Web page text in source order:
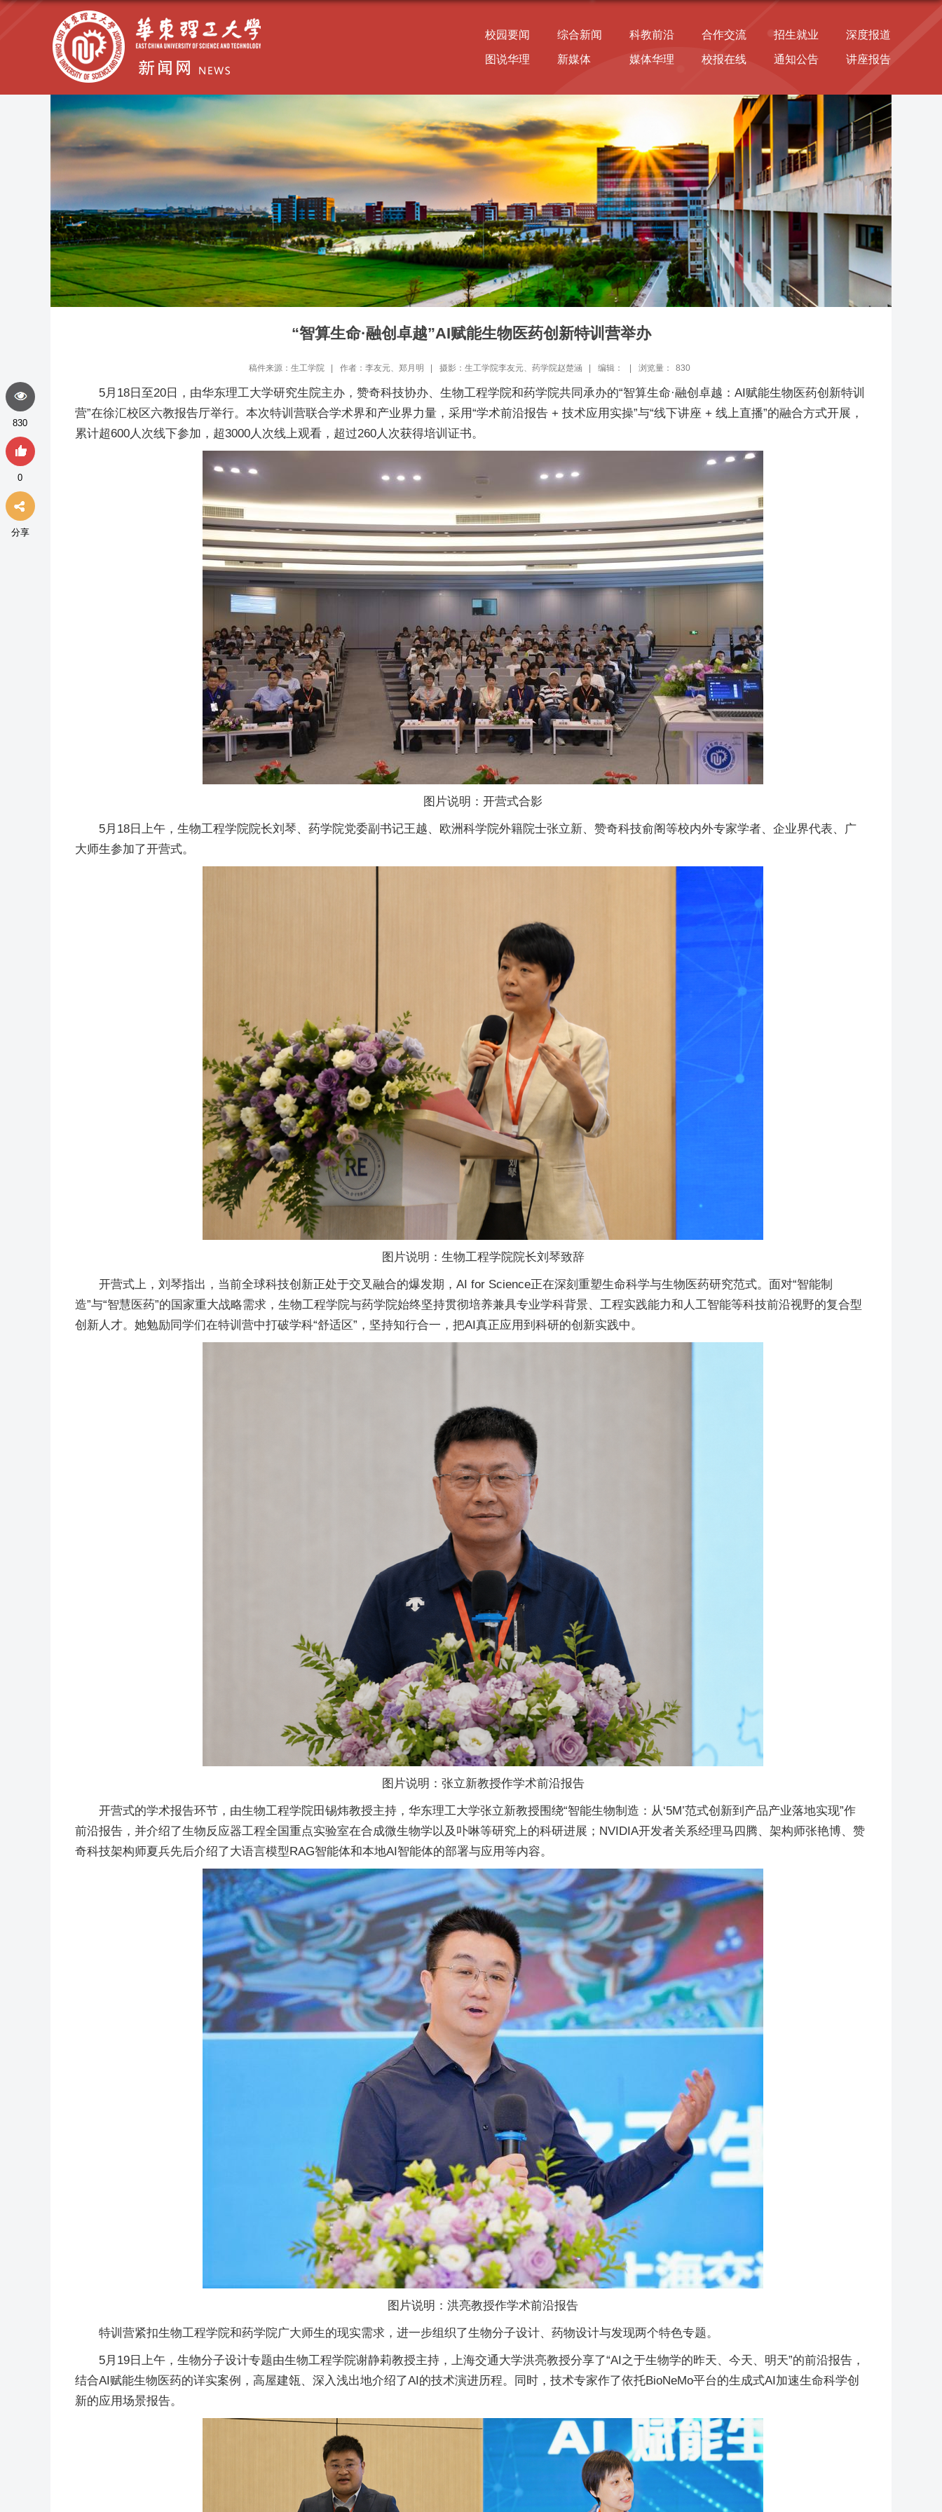
校园要闻 综合新闻 科教前沿 合作交流 招生就业 深度报道
图说华理 新媒体 媒体华理 校报在线 通知公告 讲座报告
“智算生命·融创卓越”AI赋能生物医药创新特训营举办
稿件来源：生工学院 | 作者：李友元、郑月明 | 摄影：生工学院李友元、药学院赵楚涵 | 编辑： | 浏览量： 830
5月18日至20日，由华东理工大学研究生院主办，赞奇科技协办、生物工程学院和药学院共同承办的“智算生命·融创卓越：AI赋能生物医药创新特训
营”在徐汇校区六教报告厅举行。本次特训营联合学术界和产业界力量，采用“学术前沿报告 + 技术应用实操”与“线下讲座 + 线上直播”的融合方式开展，
累计超600人次线下参加，超3000人次线上观看，超过260人次获得培训证书。
图片说明：开营式合影
5月18日上午，生物工程学院院长刘琴、药学院党委副书记王越、欧洲科学院外籍院士张立新、赞奇科技俞阁等校内外专家学者、企业界代表、广
大师生参加了开营式。
图片说明：生物工程学院院长刘琴致辞
开营式上，刘琴指出，当前全球科技创新正处于交叉融合的爆发期，AI for Science正在深刻重塑生命科学与生物医药研究范式。面对“智能制
造”与“智慧医药”的国家重大战略需求，生物工程学院与药学院始终坚持贯彻培养兼具专业学科背景、工程实践能力和人工智能等科技前沿视野的复合型
创新人才。她勉励同学们在特训营中打破学科“舒适区”，坚持知行合一，把AI真正应用到科研的创新实践中。
图片说明：张立新教授作学术前沿报告
开营式的学术报告环节，由生物工程学院田锡炜教授主持，华东理工大学张立新教授围绕“智能生物制造：从‘5M’范式创新到产品产业落地实现”作
前沿报告，并介绍了生物反应器工程全国重点实验室在合成微生物学以及卟啉等研究上的科研进展；NVIDIA开发者关系经理马四腾、架构师张艳博、赞
奇科技架构师夏兵先后介绍了大语言模型RAG智能体和本地AI智能体的部署与应用等内容。
图片说明：洪亮教授作学术前沿报告
特训营紧扣生物工程学院和药学院广大师生的现实需求，进一步组织了生物分子设计、药物设计与发现两个特色专题。
5月19日上午，生物分子设计专题由生物工程学院谢静莉教授主持，上海交通大学洪亮教授分享了“AI之于生物学的昨天、今天、明天”的前沿报告，
结合AI赋能生物医药的详实案例，高屋建瓴、深入浅出地介绍了AI的技术演进历程。同时，技术专家作了依托BioNeMo平台的生成式AI加速生命科学创
新的应用场景报告。
830
0
分享